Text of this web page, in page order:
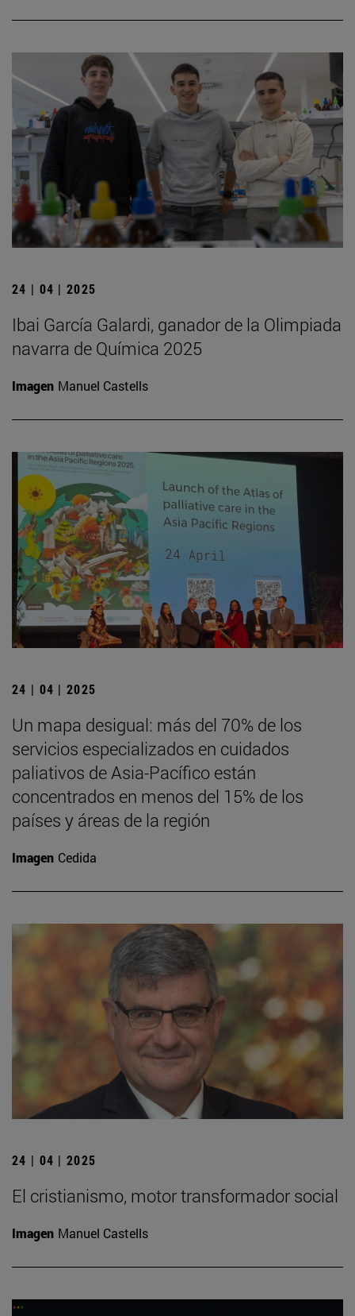
24 | 04 | 2025
Ibai García Galardi, ganador de la Olimpiada
navarra de Química 2025
Imagen Manuel Castells
24 | 04 | 2025
Un mapa desigual: más del 70% de los
servicios especializados en cuidados
paliativos de Asia-Pacífico están
concentrados en menos del 15% de los
países y áreas de la región
Imagen Cedida
24 | 04 | 2025
El cristianismo, motor transformador social
Imagen Manuel Castells